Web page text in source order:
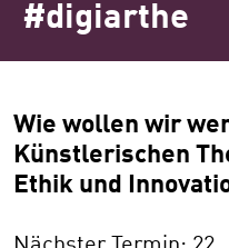
#digiarthe
Wie wollen wir
Künstlerischen
Ethik und